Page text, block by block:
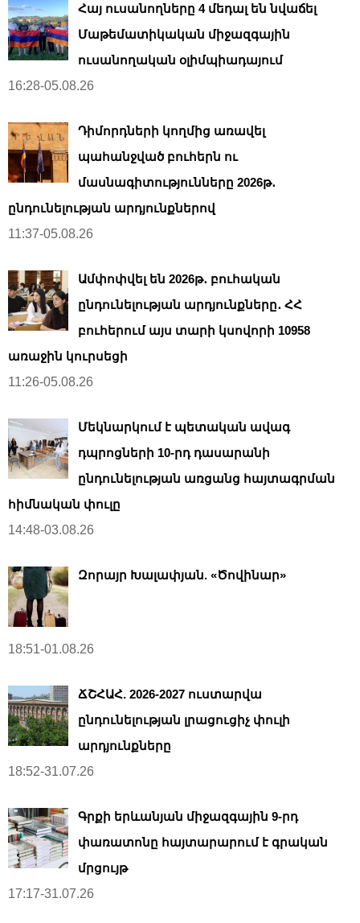
Հայ ուսանողները 4 մեդալ են նվաճել
Մաթեմատիկական միջազգային
ուսանողական օլիմպիադայում
16:28-05.08.26
Դիմորդների կողմից առավել
պահանջված բուհերն ու
մասնագիտությունները 2026թ․
ընդունելության արդյունքներով
11:37-05.08.26
Ամփոփվել են 2026թ․ բուհական
ընդունելության արդյունքները․ ՀՀ
բուհերում այս տարի կսովորի 10958
առաջին կուրսեցի
11:26-05.08.26
Մեկնարկում է պետական ավագ
դպրոցների 10-րդ դասարանի
ընդունելության առցանց հայտագրման
հիմնական փուլը
14:48-03.08.26
Զորայր Խալափյան. «Ծովինար»
18:51-01.08.26
ՃՇՀԱՀ. 2026-2027 ուստարվա
ընդունելության լրացուցիչ փուլի
արդյունքները
18:52-31.07.26
Գրքի երևանյան միջազգային 9-րդ
փառատոնը հայտարարում է գրական
մրցույթ
17:17-31.07.26